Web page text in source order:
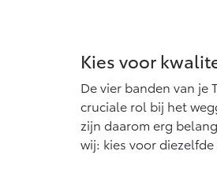
Kies voor
De vier banden van je
cruciale rol bij het
zijn daarom erg
wij: kies voor